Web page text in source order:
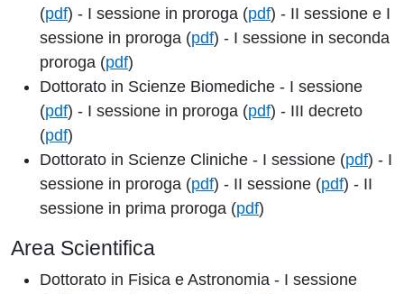
(pdf) - I sessione in proroga (pdf) - II sessione e I
sessione in proroga (pdf) - I sessione in seconda
proroga (pdf)
Dottorato in Scienze Biomediche - I sessione
(pdf) - I sessione in proroga (pdf) - III decreto
(pdf)
Dottorato in Scienze Cliniche - I sessione (pdf) - I
sessione in proroga (pdf) - II sessione (pdf) - II
sessione in prima proroga (pdf)
Area Scientifica
Dottorato in Fisica e Astronomia - I sessione